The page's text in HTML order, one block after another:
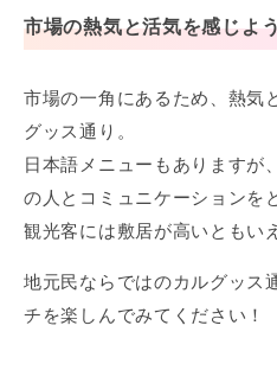
市場の熱気と活気を感じよ
市場の一角にあるため、熱気
グッス通り。
日本語メニューもありますが
の人とコミュニケーションを
観光客には敷居が高いともい
地元民ならではのカルグッス
チを楽しんでみてください！